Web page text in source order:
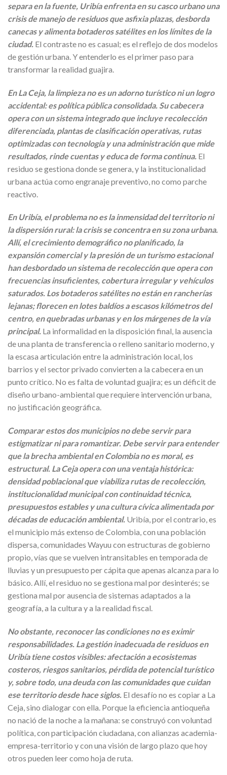
separa en la fuente, Uribía enfrenta en su casco urbano una
crisis de manejo de residuos que asfixia plazas, desborda
canecas y alimenta botaderos satélites en los límites de la
ciudad. El contraste no es casual; es el reflejo de dos modelos
de gestión urbana. Y entenderlo es el primer paso para
transformar la realidad guajira.
En La Ceja, la limpieza no es un adorno turístico ni un logro
accidental: es política pública consolidada. Su cabecera
opera con un sistema integrado que incluye recolección
diferenciada, plantas de clasificación operativas, rutas
optimizadas con tecnología y una administración que mide
resultados, rinde cuentas y educa de forma continua. El
residuo se gestiona donde se genera, y la institucionalidad
urbana actúa como engranaje preventivo, no como parche
reactivo.
En Uribía, el problema no es la inmensidad del territorio ni
la dispersión rural: la crisis se concentra en su zona urbana.
Allí, el crecimiento demográfico no planificado, la
expansión comercial y la presión de un turismo estacional
han desbordado un sistema de recolección que opera con
frecuencias insuficientes, cobertura irregular y vehículos
saturados. Los botaderos satélites no están en rancherías
lejanas; florecen en lotes baldíos a escasos kilómetros del
centro, en quebradas urbanas y en los márgenes de la vía
principal. La informalidad en la disposición final, la ausencia
de una planta de transferencia o relleno sanitario moderno, y
la escasa articulación entre la administración local, los
barrios y el sector privado convierten a la cabecera en un
punto crítico. No es falta de voluntad guajira; es un déficit de
diseño urbano-ambiental que requiere intervención urbana,
no justificación geográfica.
Comparar estos dos municipios no debe servir para
estigmatizar ni para romantizar. Debe servir para entender
que la brecha ambiental en Colombia no es moral, es
estructural. La Ceja opera con una ventaja histórica:
densidad poblacional que viabiliza rutas de recolección,
institucionalidad municipal con continuidad técnica,
presupuestos estables y una cultura cívica alimentada por
décadas de educación ambiental. Uribía, por el contrario, es
el municipio más extenso de Colombia, con una población
dispersa, comunidades Wayuu con estructuras de gobierno
propio, vías que se vuelven intransitables en temporada de
lluvias y un presupuesto per cápita que apenas alcanza para lo
básico. Allí, el residuo no se gestiona mal por desinterés; se
gestiona mal por ausencia de sistemas adaptados a la
geografía, a la cultura y a la realidad fiscal.
No obstante, reconocer las condiciones no es eximir
responsabilidades. La gestión inadecuada de residuos en
Uribía tiene costos visibles: afectación a ecosistemas
costeros, riesgos sanitarios, pérdida de potencial turístico
y, sobre todo, una deuda con las comunidades que cuidan
ese territorio desde hace siglos. El desafío no es copiar a La
Ceja, sino dialogar con ella. Porque la eficiencia antioqueña
no nació de la noche a la mañana: se construyó con voluntad
política, con participación ciudadana, con alianzas academia-
empresa-territorio y con una visión de largo plazo que hoy
otros pueden leer como hoja de ruta.